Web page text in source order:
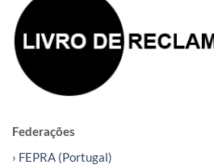
Federações
› FEPRA (Portugal)